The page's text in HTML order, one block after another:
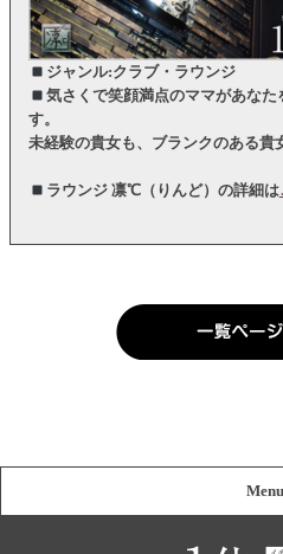
ジャンル:クラブ・ラウンジ
気さくで笑顔満点のママがあな
す。
未経験の貴女も、ブランクのある貴
ラウンジ 凛℃（りんど）の詳細は
Menu